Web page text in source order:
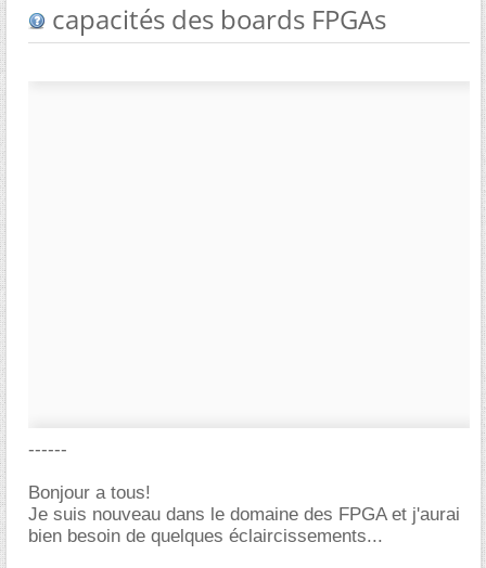
capacités des boards FPGAs
------
Bonjour a tous!
Je suis nouveau dans le domaine des FPGA et j'aurai
bien besoin de quelques éclaircissements...